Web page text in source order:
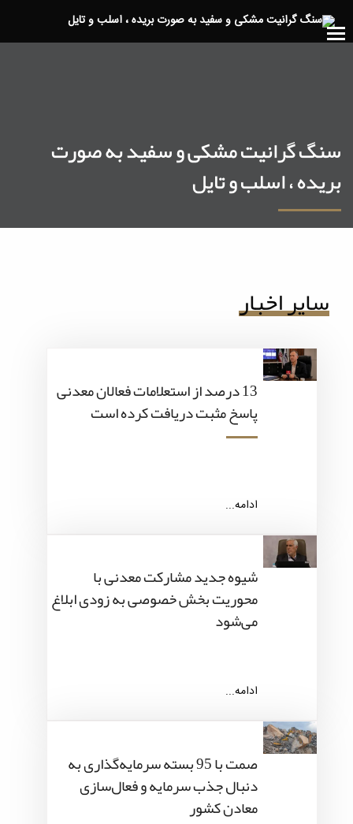
سنگ گرانیت مشکی و سفید به صورت
بریده ، اسلب و تایل
سایر اخبار
13 درصد از استعلامات فعالان معدنی
پاسخ مثبت دریافت کرده است
ادامه...
شیوه جدید مشارکت معدنی با
محوریت بخش خصوصی به زودی ابلاغ
می‌شود
ادامه...
صمت با 95 بسته سرمایه‌گذاری به
دنبال جذب سرمایه و فعال‌سازی
معادن کشور